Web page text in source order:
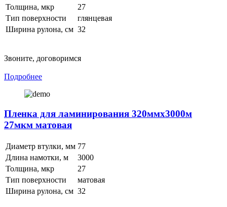
Толщина, мкр
27
Тип поверхности
глянцевая
Ширина рулона, см 32
Звоните, договоримся
Подробнее
Пленка для ламинирования 320ммх3000м
27мкм матовая
Диаметр втулки, мм 77
Длина намотки, м
3000
Толщина, мкр
27
Тип поверхности
матовая
Ширина рулона, см 32